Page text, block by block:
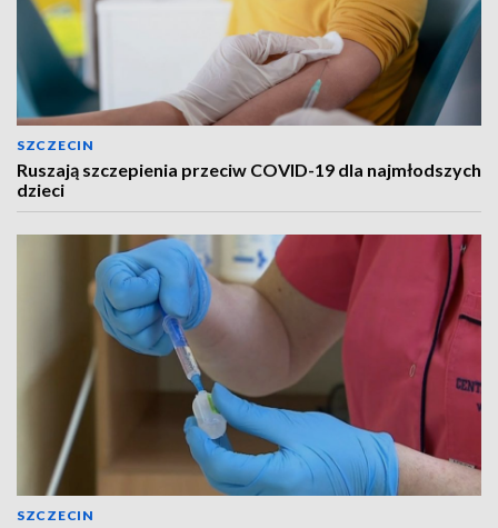
SZCZECIN
Ruszają szczepienia przeciw COVID-19 dla najmłodszych
dzieci
SZCZECIN